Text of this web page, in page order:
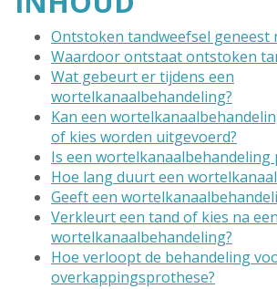
Ontstoken tandweefsel geneest
Waardoor ontstaat ontstoken
Wat gebeurt er tijdens een
wortelkanaalbehandeling?
Kan een
of kies worden uitgevoerd?
Is een wortelkanaalbehandeling
Hoe lang duurt een
Geeft een
Verkleurt een tand of kies na een
wortelkanaalbehandeling?
Hoe verloopt de behandeling
overkappingsprothese?